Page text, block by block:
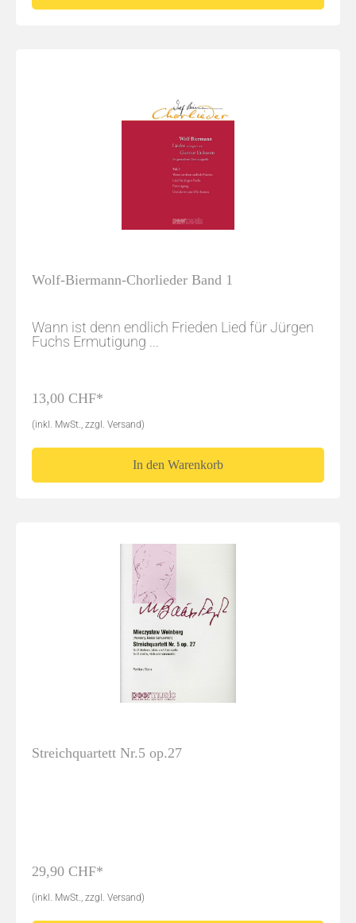
Wolf-Biermann-Chorlieder Band 1
Wann ist denn endlich Frieden Lied für Jürgen
Fuchs Ermutigung ...
13,00 CHF*
(inkl. MwSt., zzgl. Versand)
In den Warenkorb
Streichquartett Nr.5 op.27
29,90 CHF*
(inkl. MwSt., zzgl. Versand)